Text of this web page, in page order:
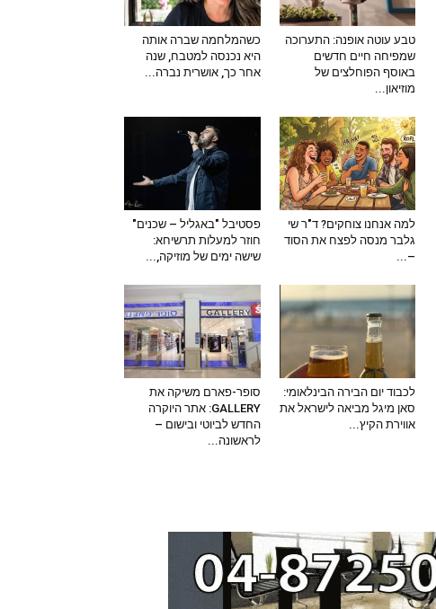
טבע עוטה אופנה: התערוכה
שמפיחה חיים חדשים
באוסף הפוחלצים של
מוזיאון...
כשהמלחמה שברה אותה
היא נכנסה למטבח, שנה
אחר כך, אושרית נברה...
למה אנחנו צוחקים? ד"ר שי
גלבר מנסה לפצח את הסוד
–...
פסטיבל "באגליל – שכנים"
חוזר למעלות תרשיחא:
שישה ימים של מוזיקה,...
לכבוד יום הבירה הבינלאומי:
סאן מיגל מביאה לישראל את
אווירת הקיץ...
סופר-פארם משיקה את
GALLERY: אתר היוקרה
החדש לביוטי ובישום –
לראשונה...